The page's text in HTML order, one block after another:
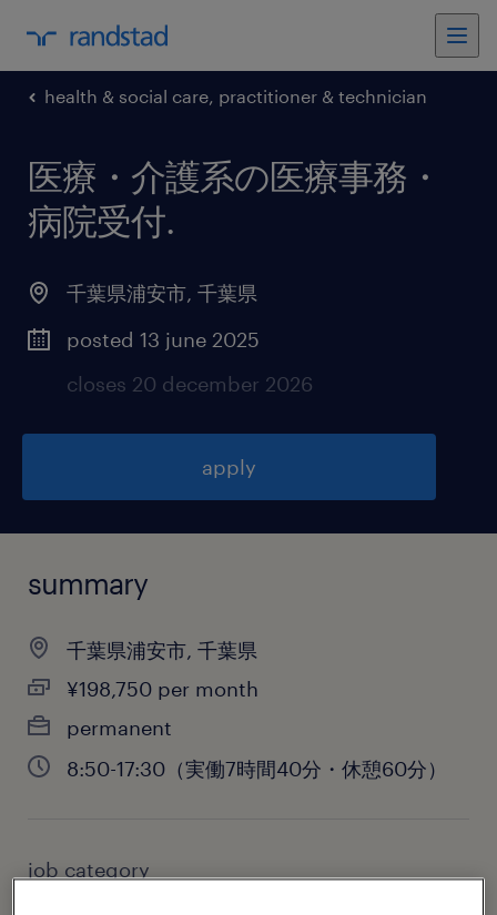
health & social care, practitioner & technician
医療・介護系の医療事務・
病院受付.
千葉県浦安市, 千葉県
posted 13 june 2025
closes 20 december 2026
apply
summary
千葉県浦安市, 千葉県
¥198,750 per month
permanent
8:50-17:30（実働7時間40分・休憩60分）
job category